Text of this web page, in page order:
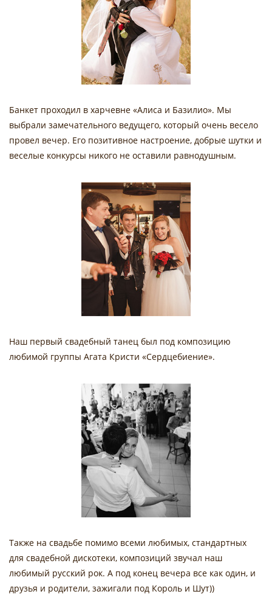
Банкет проходил в харчевне «Алиса и Базилио». Мы
выбрали замечательного ведущего, который очень весело
провел вечер. Его позитивное настроение, добрые шутки и
веселые конкурсы никого не оставили равнодушным.
Наш первый свадебный танец был под композицию
любимой группы Агата Кристи «Сердцебиение».
Также на свадьбе помимо всеми любимых, стандартных
для свадебной дискотеки, композиций звучал наш
любимый русский рок. А под конец вечера все как один, и
друзья и родители, зажигали под Король и Шут))